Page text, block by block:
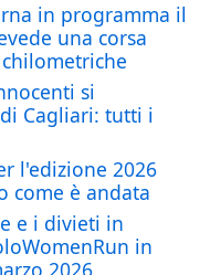
in programma il
una corsa
si
Cagliari: tutti i
l'edizione 2026
come è andata
e i divieti in
in